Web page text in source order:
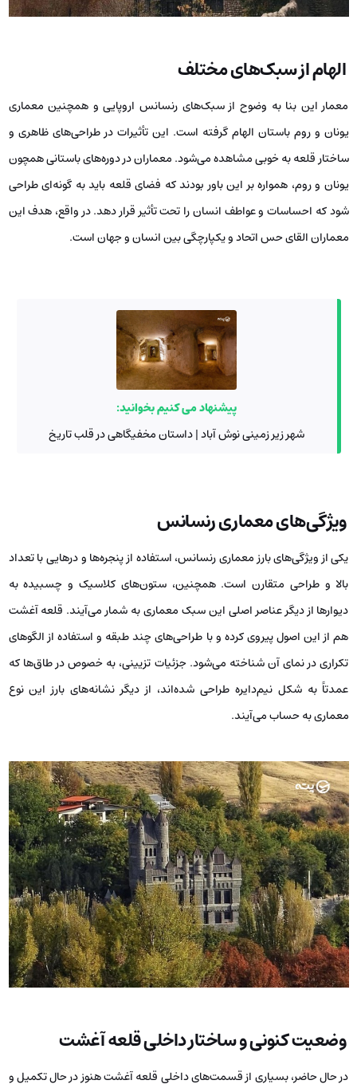
الهام از سبک‌های مختلف
معمار این بنا به وضوح از سبک‌های رنسانس اروپایی و همچنین معماری
یونان و روم باستان الهام گرفته است. این تأثیرات در طراحی‌های ظاهری و
ساختار قلعه به خوبی مشاهده می‌شود. معماران در دوره‌های باستانی همچون
یونان و روم، همواره بر این باور بودند که فضای قلعه باید به گونه‌ای طراحی
شود که احساسات و عواطف انسان را تحت تأثیر قرار دهد. در واقع، هدف این
معماران القای حس اتحاد و یکپارچگی بین انسان و جهان است.
پیشنهاد می کنیم بخوانید:
شهر زیر زمینی نوش آباد | داستان مخفیگاهی در قلب تاریخ
ویژگی‌های معماری رنسانس
یکی از ویژگی‌های بارز معماری رنسانس، استفاده از پنجره‌ها و درهایی با تعداد
بالا و طراحی متقارن است. همچنین، ستون‌های کلاسیک و چسبیده به
دیوارها از دیگر عناصر اصلی این سبک معماری به شمار می‌آیند. قلعه آغشت
هم از این اصول پیروی کرده و با طراحی‌های چند طبقه و استفاده از الگوهای
تکراری در نمای آن شناخته می‌شود. جزئیات تزیینی، به‌ خصوص در طاق‌ها که
عمدتاً به شکل نیم‌دایره طراحی شده‌اند، از دیگر نشانه‌های بارز این نوع
معماری به حساب می‌آیند.
وضعیت کنونی و ساختار داخلی قلعه آغشت
در حال حاضر، بسیاری از قسمت‌های داخلی قلعه آغشت هنوز در حال تکمیل و